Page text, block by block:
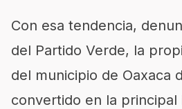
Con esa tendencia,
del Partido Verde, la
del municipio de Oaxaca
convertido en la principal